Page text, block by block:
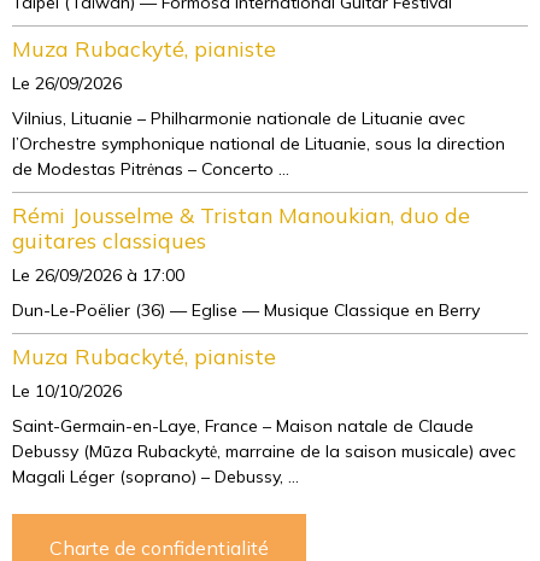
Muza Rubackyté, pianiste
Le 26/09/2026
Vilnius, Lituanie – Philharmonie nationale de Lituanie avec
l’Orchestre symphonique national de Lituanie, sous la direction
de Modestas Pitrėnas – Concerto ...
Rémi Jousselme & Tristan Manoukian, duo de
guitares classiques
Le 26/09/2026 à 17:00
Dun-Le-Poëlier (36) — Eglise — Musique Classique en Berry
Muza Rubackyté, pianiste
Le 10/10/2026
Saint-Germain-en-Laye, France – Maison natale de Claude
Debussy (Mūza Rubackytė, marraine de la saison musicale) avec
Magali Léger (soprano) – Debussy, ...
Charte de confidentialité